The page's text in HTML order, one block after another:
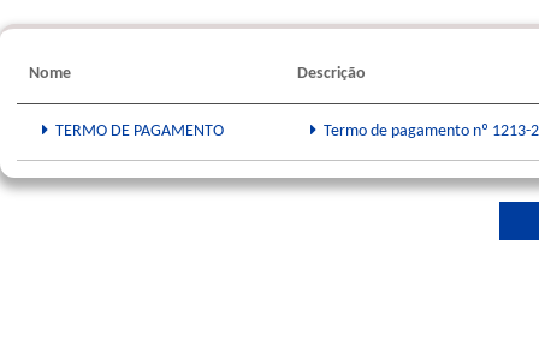
Nome Descrição
TERMO DE PAGAMENTO Termo de pagamento nº 1213-